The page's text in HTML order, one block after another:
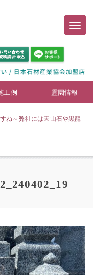
工例 霊園情報
ね～弊社には天山石や黒龍